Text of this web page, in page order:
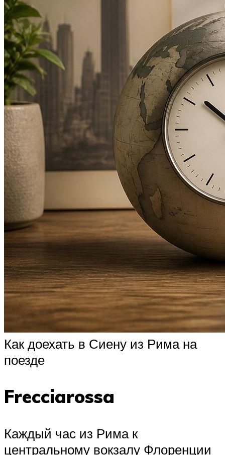
Как доехать в Сиену из Рима на
поезде
Frecciarossa
Каждый час из Рима к
центральному вокзалу Флоренции